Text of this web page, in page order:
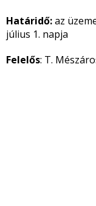
Határidő:az
július 1. napja
Felelős: T.